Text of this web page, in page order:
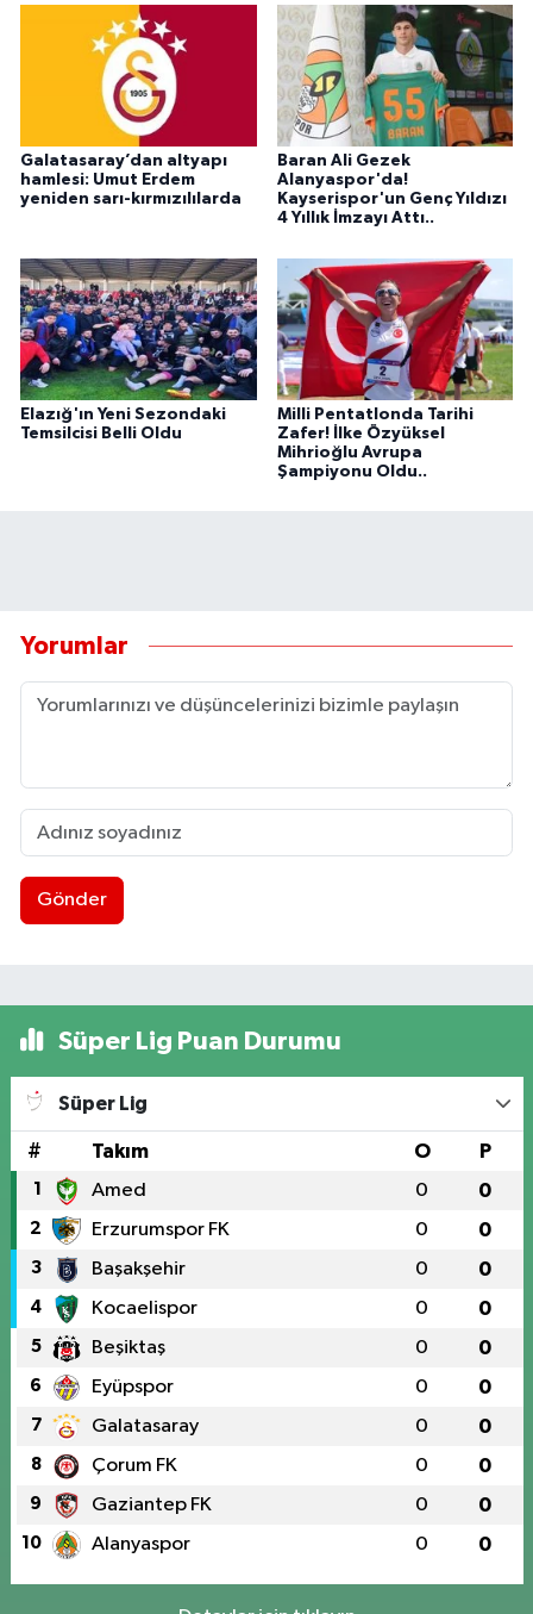
Galatasaray’dan altyapı
hamlesi: Umut Erdem
yeniden sarı-kırmızılılarda
Baran Ali Gezek
Alanyaspor'da!
Kayserispor'un Genç Yıldızı
4 Yıllık İmzayı Attı..
Elazığ'ın Yeni Sezondaki
Temsilcisi Belli Oldu
Milli Pentatlonda Tarihi
Zafer! İlke Özyüksel
Mihrioğlu Avrupa
Şampiyonu Oldu..
Yorumlar
Gönder
Süper Lig Puan Durumu
Süper Lig
# Takım O P
1 Amed 0 0
2 Erzurumspor FK 0 0
3 Başakşehir 0 0
4 Kocaelispor 0 0
5 Beşiktaş 0 0
6 Eyüpspor 0 0
7 Galatasaray 0 0
8 Çorum FK 0 0
9 Gaziantep FK 0 0
10 Alanyaspor 0 0